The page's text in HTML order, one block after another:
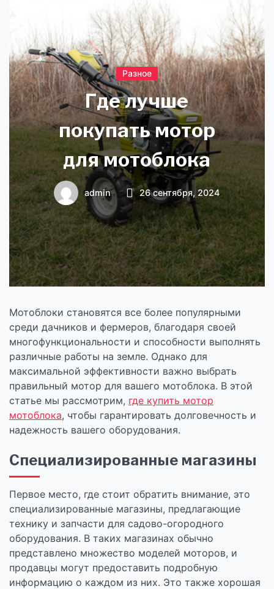
Разное
Где лучше
покупать мотор
для мотоблока
admin 26 сентября, 2024
Мотоблоки становятся все более популярными
среди дачников и фермеров, благодаря своей
многофункциональности и способности выполнять
различные работы на земле. Однако для
максимальной эффективности важно выбрать
правильный мотор для вашего мотоблока. В этой
статье мы рассмотрим, где купить мотор
мотоблока, чтобы гарантировать долговечность и
надежность вашего оборудования.
Специализированные магазины
Первое место, где стоит обратить внимание, это
специализированные магазины, предлагающие
технику и запчасти для садово-огородного
оборудования. В таких магазинах обычно
представлено множество моделей моторов, и
продавцы могут предоставить подробную
информацию о каждом из них. Это также хорошая